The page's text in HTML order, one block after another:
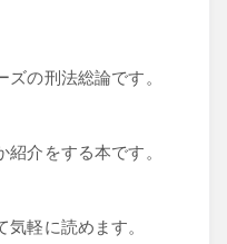
の刑法総論です。
介をする本です。
軽に読めます。